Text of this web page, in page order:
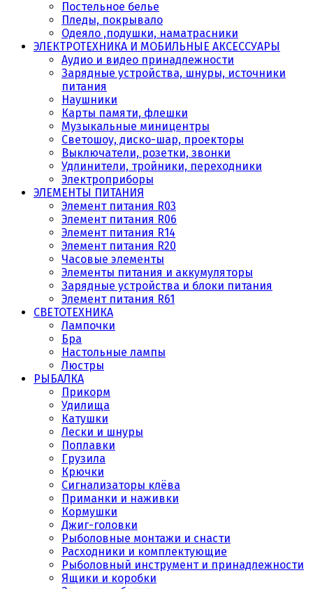
Постельное белье
Пледы, покрывало
Одеяло ,подушки, наматрасники
ЭЛЕКТРОТЕХНИКА И МОБИЛЬНЫЕ АКСЕССУАРЫ
Аудио и видео принадлежности
Зарядные устройства, шнуры, источники
питания
Наушники
Карты памяти, флешки
Музыкальные миницентры
Светошоу, диско-шар, проекторы
Выключатели, розетки, звонки
Удлинители, тройники, переходники
Электроприборы
ЭЛЕМЕНТЫ ПИТАНИЯ
Элемент питания R03
Элемент питания R06
Элемент питания R14
Элемент питания R20
Часовые элементы
Элементы питания и аккумуляторы
Зарядные устройства и блоки питания
Элемент питания R61
СВЕТОТЕХНИКА
Лампочки
Бра
Настольные лампы
Люстры
РЫБАЛКА
Прикорм
Удилища
Катушки
Лески и шнуры
Поплавки
Грузила
Крючки
Сигнализаторы клёва
Приманки и наживки
Кормушки
Джиг-головки
Рыболовные монтажи и снасти
Расходники и комплектующие
Рыболовный инструмент и принадлежности
Ящики и коробки